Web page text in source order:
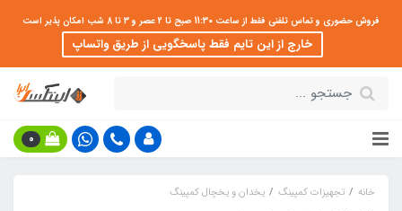
فروش حضوری و تماس تلفنی فقط از ساعت 11:30 صبح تا 2 عصر و 3 تا 8 شب امکان پذیر است
خارج از این تایم فقط پاسخگویی از طریق واتساپ
0
خانه تجهیزات کمپینگ
یخدان و یخچال کمپینگ